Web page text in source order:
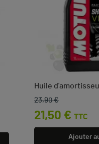
Huile
Prix de base
23,90 €
Prix
21,50 € TTC
Ajouter